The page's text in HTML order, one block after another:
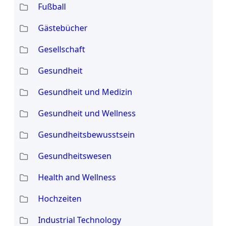
Fußball
Gästebücher
Gesellschaft
Gesundheit
Gesundheit und Medizin
Gesundheit und Wellness
Gesundheitsbewusstsein
Gesundheitswesen
Health and Wellness
Hochzeiten
Industrial Technology